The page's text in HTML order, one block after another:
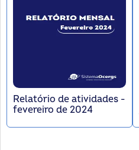
Relatório de atividades -
fevereiro de 2024